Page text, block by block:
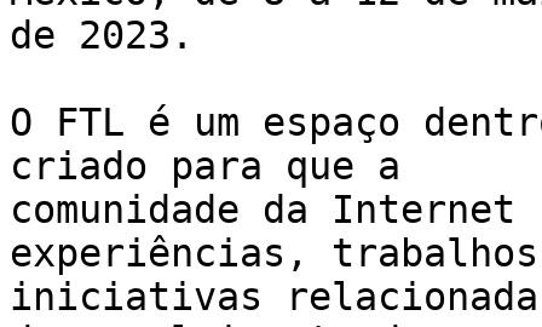
de 2023.
O FTL é um espaço
criado para que a
comunidade da Internet
experiências,
iniciativas